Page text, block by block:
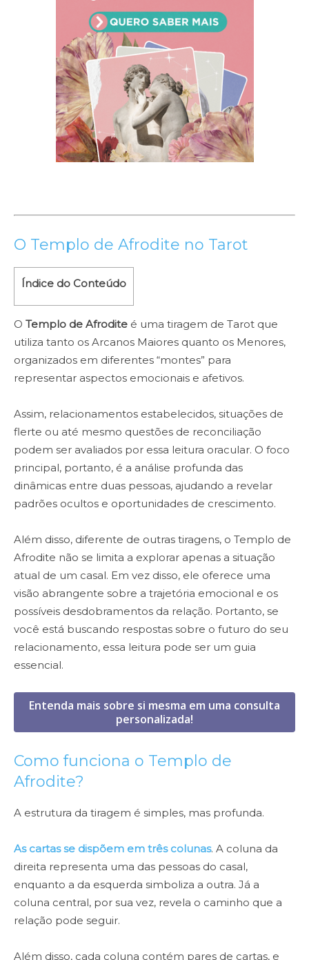
O Templo de Afrodite no Tarot
Índice do Conteúdo
O Templo de Afrodite é uma tiragem de Tarot que
utiliza tanto os Arcanos Maiores quanto os Menores,
organizados em diferentes “montes” para
representar aspectos emocionais e afetivos.
Assim, relacionamentos estabelecidos, situações de
flerte ou até mesmo questões de reconciliação
podem ser avaliados por essa leitura oracular. O foco
principal, portanto, é a análise profunda das
dinâmicas entre duas pessoas, ajudando a revelar
padrões ocultos e oportunidades de crescimento.
Além disso, diferente de outras tiragens, o Templo de
Afrodite não se limita a explorar apenas a situação
atual de um casal. Em vez disso, ele oferece uma
visão abrangente sobre a trajetória emocional e os
possíveis desdobramentos da relação. Portanto, se
você está buscando respostas sobre o futuro do seu
relacionamento, essa leitura pode ser um guia
essencial.
Entenda mais sobre si mesma em uma consulta
personalizada!
Como funciona o Templo de
Afrodite?
A estrutura da tiragem é simples, mas profunda.
As cartas se dispõem em três colunas. A coluna da
direita representa uma das pessoas do casal,
enquanto a da esquerda simboliza a outra. Já a
coluna central, por sua vez, revela o caminho que a
relação pode seguir.
Além disso, cada coluna contém pares de cartas, e